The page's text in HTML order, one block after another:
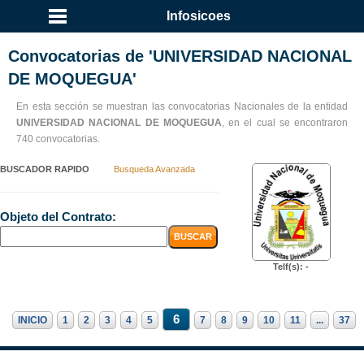
Infosicoes
Convocatorias de 'UNIVERSIDAD NACIONAL
DE MOQUEGUA'
En esta sección se muestran las convocatorias Nacionales de la entidad
UNIVERSIDAD NACIONAL DE MOQUEGUA, en el cual se encontraron
740 convocatorias.
BUSCADOR RAPIDO Busqueda Avanzada
Objeto del Contrato:
Telf(s): -
INICIO 1 2 3 4 5 6 7 8 9 10 11 ... 37